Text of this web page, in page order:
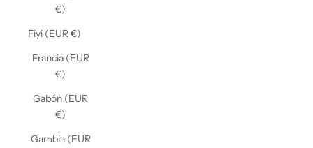
€)
Fiyi (EUR €)
Francia (EUR
€)
Gabón (EUR
€)
Gambia (EUR